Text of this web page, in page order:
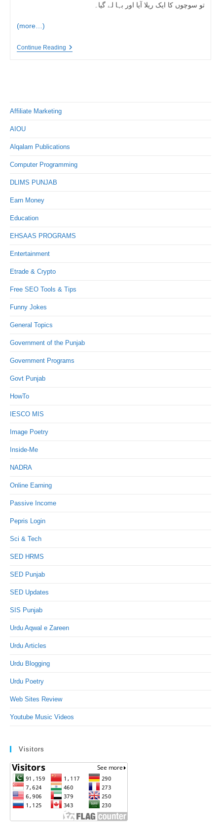
تو سوچوں کا ایک ریلا آیا اور بہا لے گیا۔
(more…)
Continue Readingٹیڑھی
حسن
Affiliate Marketing
AIOU
Alqalam Publications
Computer Programming
DLIMS PUNJAB
Earn Money
Education
EHSAAS PROGRAMS
Entertainment
Etrade & Crypto
Free SEO Tools & Tips
Funny Jokes
General Topics
Government of the Punjab
Government Programs
Govt Punjab
HowTo
IESCO MIS
Image Poetry
Inside-Me
NADRA
Online Earning
Passive Income
Pepris Login
Sci & Tech
SED HRMS
SED Punjab
SED Updates
SIS Punjab
Urdu Aqwal e Zareen
Urdu Articles
Urdu Blogging
Urdu Poetry
Web Sites Review
Youtube Music Videos
Visitors